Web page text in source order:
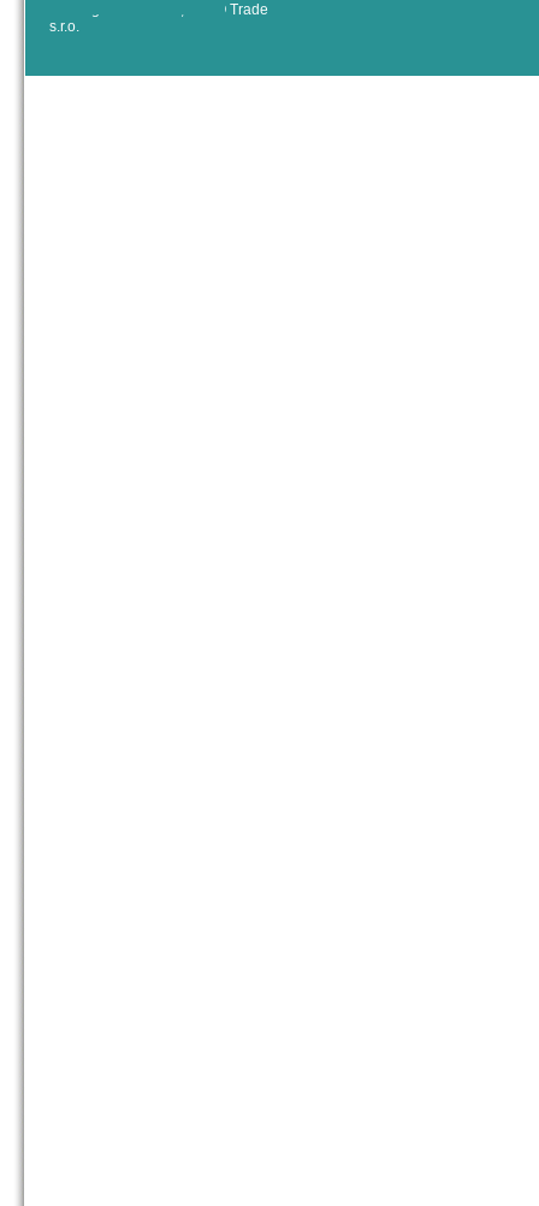
© All rights reserved, RYJO Trade
s.r.o.